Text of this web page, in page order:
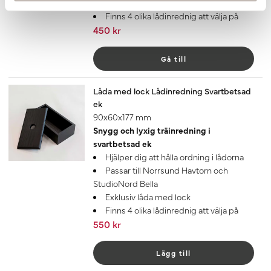
Finns 4 olika lådinrednig att välja på
450 kr
Gå till
Låda med lock Lådinredning Svartbetsad
ek
90x60x177 mm
Snygg och lyxig träinredning i
svartbetsad ek
Hjälper dig att hålla ordning i lådorna
Passar till Norrsund Havtorn och
StudioNord Bella
Exklusiv låda med lock
Finns 4 olika lådinrednig att välja på
550 kr
Lägg till